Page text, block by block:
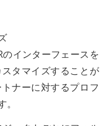
インターフェースを
タマイズすることが
ナーに対するプロフ